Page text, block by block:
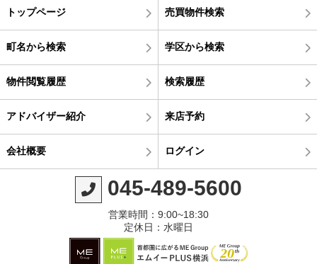
トップページ 売買物件検索
町名から検索 学区から検索
物件閲覧履歴 検索履歴
アドバイザー紹介 来店予約
会社概要 ログイン
045-489-5600
営業時間：9:00~18:30
定休日：水曜日